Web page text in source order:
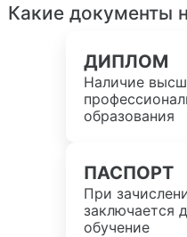
Какие документы
ДИПЛОМ
Наличие
образования
ПАСПОРТ
При
заключается
обучение